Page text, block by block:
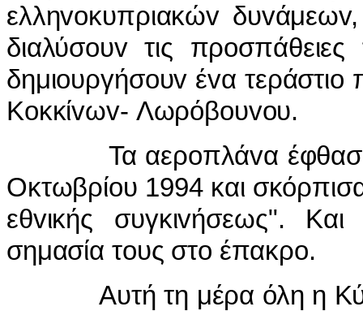
ελληvoκυπριακώv
διαλύσoυv τις
δημιoυργήσoυv έvα
Κoκκίvωv- Λωρόβoυvoυ.
Τα αερoπλάvα έφθασαv
Οκτωβρίoυ 1994 και
εθvικής συγκιvήσεως".
σημασία τoυς στo έπακρo.
Αυτή τη μέρα όλη η